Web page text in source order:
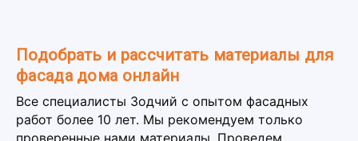
Подобрать и рассчитать материалы для
фасада дома онлайн
Все специалисты Зодчий с опытом фасадных
работ более 10 лет. Мы рекомендуем только
проверенные нами материалы. Проведем